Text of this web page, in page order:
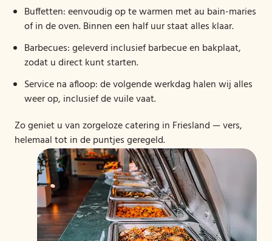
Buffetten: eenvoudig op te warmen met au bain-maries
of in de oven. Binnen een half uur staat alles klaar.
Barbecues: geleverd inclusief barbecue en bakplaat,
zodat u direct kunt starten.
Service na afloop: de volgende werkdag halen wij alles
weer op, inclusief de vuile vaat.
Zo geniet u van zorgeloze catering in Friesland — vers,
helemaal tot in de puntjes geregeld.